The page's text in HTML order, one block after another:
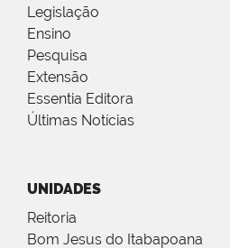
Legislação
Ensino
Pesquisa
Extensão
Essentia Editora
Últimas Notícias
UNIDADES
Reitoria
Bom Jesus do Itabapoana